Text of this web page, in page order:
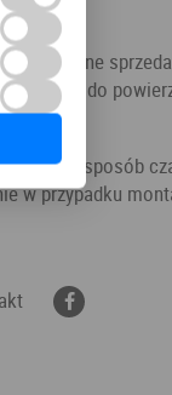
Są one
klamki do
w ten sposób
w przypadku